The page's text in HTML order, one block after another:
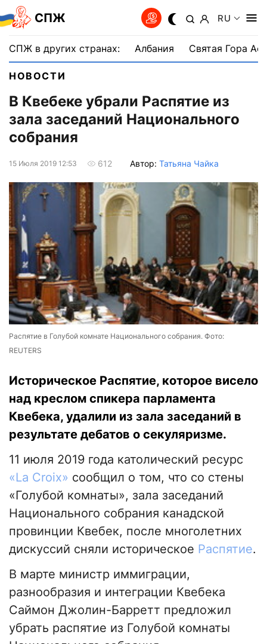
СПЖ RU
СПЖ в других странах: Албания Святая Гора
НОВОСТИ
В Квебеке убрали Распятие из
зала заседаний Национального
собрания
15 Июля 2019 12:53 612 Автор: Татьяна Чайка
Распятие в Голубой комнате Национального собрания. Фото:
REUTERS
Историческое Распятие, которое висело
над креслом спикера парламента
Квебека, удалили из зала заседаний в
результате дебатов о секуляризме.
11 июля 2019 года католический ресурс
«La Croix» сообщил о том, что со стены
«Голубой комнаты», зала заседаний
Национального собрания канадской
провинции Квебек, после многолетних
дискуссий сняли историческое Распятие.
В марте министр иммиграции,
разнообразия и интеграции Квебека
Саймон Джолин-Барретт предложил
убрать распятие из Голубой комнаты